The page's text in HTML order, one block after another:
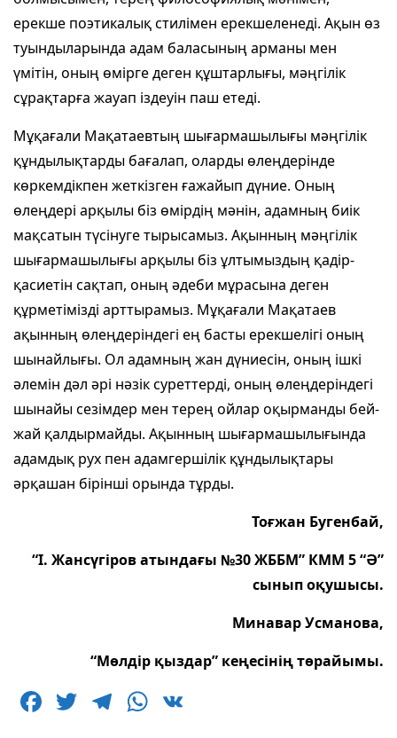
ерекше поэтикалық стилімен ерекшеленеді. Ақын өз
туындыларында адам баласының арманы мен
үмітін, оның өмірге деген құштарлығы, мәңгілік
сұрақтарға жауап іздеуін паш етеді.
Мұқағали Мақатаевтың шығармашылығы мәңгілік
құндылықтарды бағалап, оларды өлеңдерінде
көркемдікпен жеткізген ғажайып дүние. Оның
өлеңдері арқылы біз өмірдің мәнін, адамның биік
мақсатын түсінуге тырысамыз. Ақынның мәңгілік
шығармашылығы арқылы біз ұлтымыздың қадір-
қасиетін сақтап, оның әдеби мұрасына деген
құрметімізді арттырамыз. Мұқағали Мақатаев
ақынның өлеңдеріндегі ең басты ерекшелігі оның
шынайлығы. Ол адамның жан дүниесін, оның ішкі
әлемін дәл әрі нәзік суреттерді, оның өлеңдеріндегі
шынайы сезімдер мен терең ойлар оқырманды бей-
жай қалдырмайды. Ақынның шығармашылығында
адамдық рух пен адамгершілік құндылықтары
әрқашан бірінші орында тұрды.
Тоғжан Бугенбай,
“І. Жансүгіров атындағы №30 ЖББМ” КММ 5 “Ә”
сынып оқушысы.
Минавар Усманова,
“Мөлдір қыздар” кеңесінің төрайымы.
F T T W